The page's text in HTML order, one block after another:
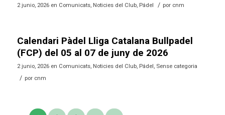
2 junio, 2026 en Comunicats, Noticies del Club, Pádel / por cnm
Calendari Pàdel Lliga Catalana Bullpadel
(FCP) del 05 al 07 de juny de 2026
2 junio, 2026 en Comunicats, Noticies del Club, Pádel Sense categoria
/ por cnm